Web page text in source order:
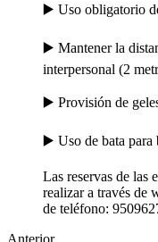
▶️ Uso obligatorio
▶️ Mantener la
interpersonal (2
▶️ Provisión de
▶️ Uso de bata para
Las reservas de las
realizar a través de
de teléfono: